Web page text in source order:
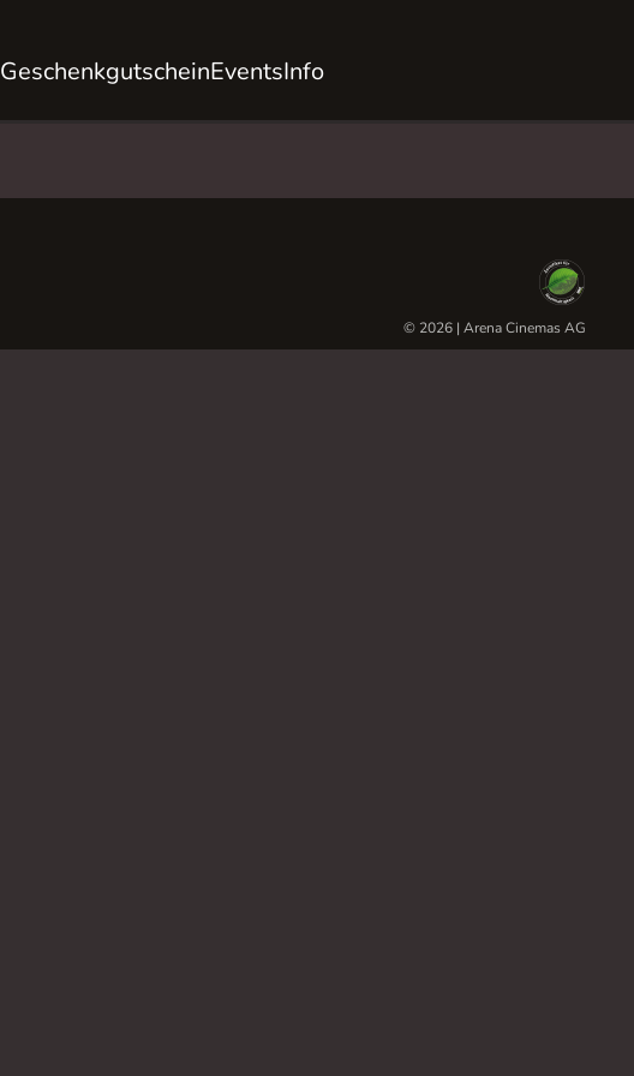
GeschenkgutscheinEventsInfo
© 2026 | Arena Cinemas AG